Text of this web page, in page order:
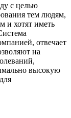
с целью
тем людям,
и хотят иметь
отвечает
на
высокую